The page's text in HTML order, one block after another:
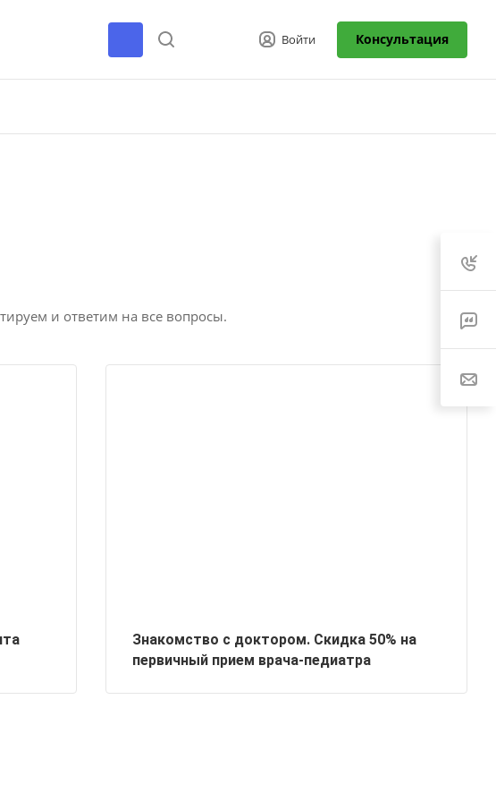
Войти Консультация
и ответим на все вопросы.
Знакомство с доктором. Скидка 50% на
первичный прием врача-педиатра